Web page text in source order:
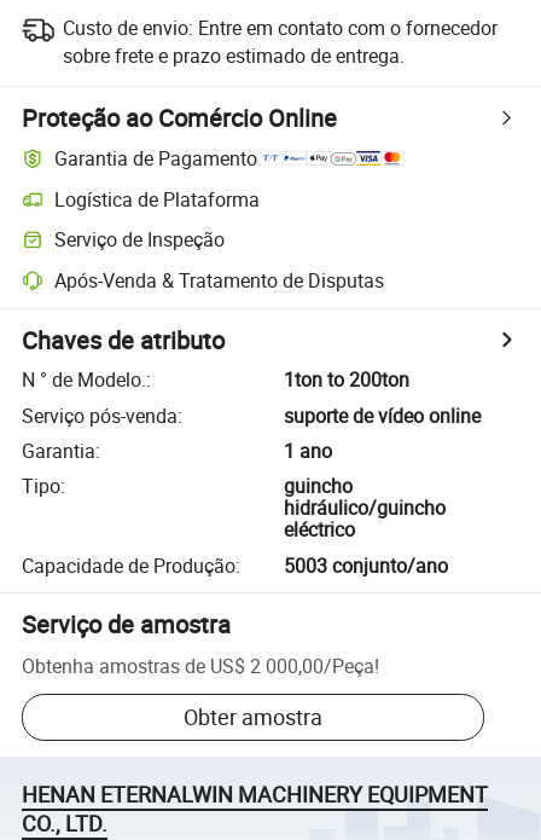
Custo de envio: Entre em contato com o fornecedor
sobre frete e prazo estimado de entrega.
Proteção ao Comércio Online
Garantia de Pagamento
Logística de Plataforma
Serviço de Inspeção
Após-Venda & Tratamento de Disputas
Chaves de atributo
N ° de Modelo.:
1ton to 200ton
Serviço pós-venda:
suporte de vídeo online
Garantia:
1 ano
Tipo:
guincho
hidráulico/guincho
eléctrico
Capacidade de Produção: 5003 conjunto/ano
Serviço de amostra
Obtenha amostras de US$ 2 000,00/Peça!
Obter amostra
HENAN ETERNALWIN MACHINERY EQUIPMENT
CO., LTD.